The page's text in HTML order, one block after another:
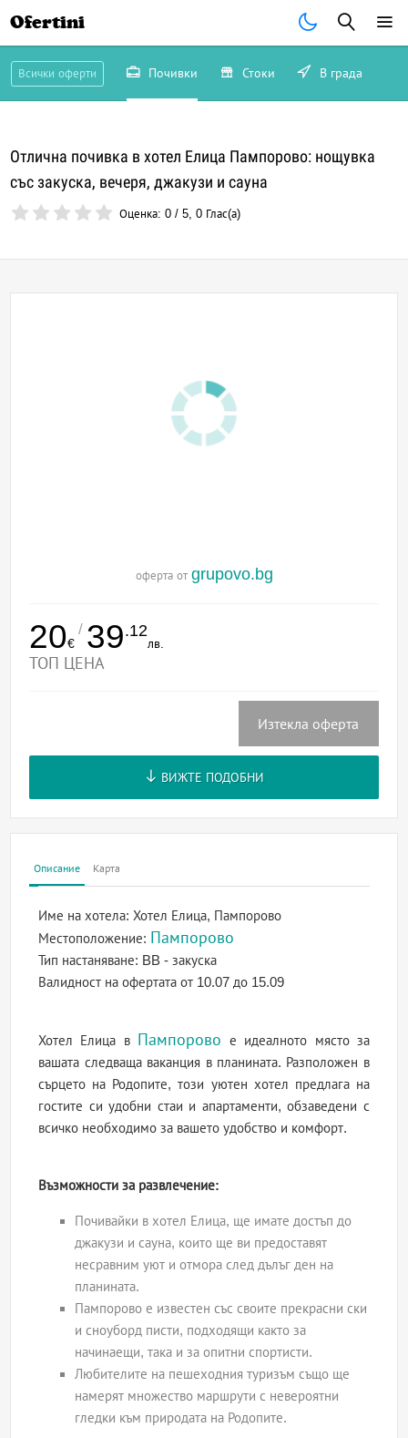
Ofertini
Всички оферти Почивки Стоки В града
Отлична почивка в хотел Елица Пампорово: нощувка
със закуска, вечеря, джакузи и сауна
Оценка:0 /5,0 Глас(а)
оферта от grupovo.bg
20€
/ 39.12
лв.
ТОП ЦЕНА
Изтекла оферта
ВИЖТЕ ПОДОБНИ
Описание Карта
Име на хотела: Хотел Елица, Пампорово
Местоположение: Пампорово
Тип настаняване: BB - закуска
Валидност на офертатаот 10.07 до 15.09
Хотел Елица в Пампорово е идеалното място за
вашата следваща ваканция в планината. Разположен в
сърцето на Родопите, този уютен хотел предлага на
гостите си удобни стаи и апартаменти, обзаведени с
всичко необходимо за вашето удобство и комфорт.
Възможности за развлечение:
Почивайки в хотел Елица, ще имате достъп до
джакузи и сауна, които ще ви предоставят
несравним уют и отмора след дълъг ден на
планината.
Пампорово е известен със своите прекрасни ски
и сноуборд писти, подходящи както за
начинаещи, така и за опитни спортисти.
Любителите на пешеходния туризъм също ще
намерят множество маршрути с невероятни
гледки към природата на Родопите.